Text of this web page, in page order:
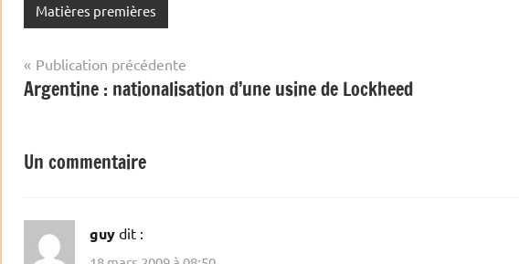
Matières premières
Navigation
de
Publication précédente
Argentine : nationalisation d’une usine de Lockheed
Un commentaire
guy dit :